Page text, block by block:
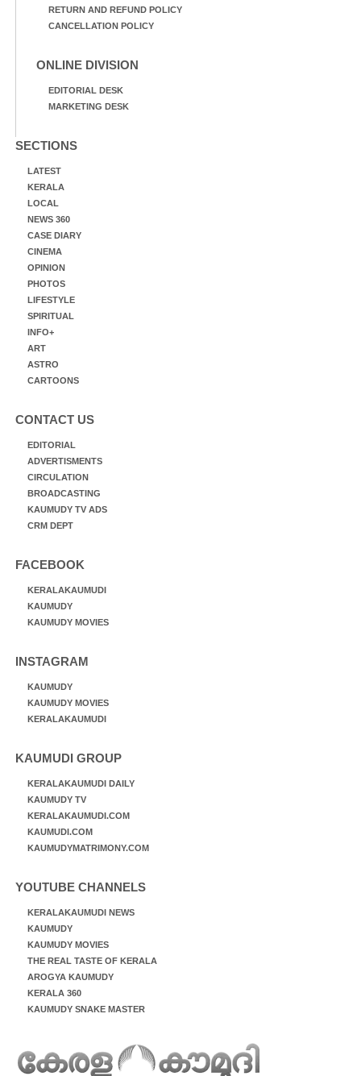
RETURN AND REFUND POLICY
CANCELLATION POLICY
ONLINE DIVISION
EDITORIAL DESK
MARKETING DESK
SECTIONS
LATEST
KERALA
LOCAL
NEWS 360
CASE DIARY
CINEMA
OPINION
PHOTOS
LIFESTYLE
SPIRITUAL
INFO+
ART
ASTRO
CARTOONS
CONTACT US
EDITORIAL
ADVERTISMENTS
CIRCULATION
BROADCASTING
KAUMUDY TV ADS
CRM DEPT
FACEBOOK
KERALAKAUMUDI
KAUMUDY
KAUMUDY MOVIES
INSTAGRAM
KAUMUDY
KAUMUDY MOVIES
KERALAKAUMUDI
KAUMUDI GROUP
KERALAKAUMUDI DAILY
KAUMUDY TV
KERALAKAUMUDI.COM
KAUMUDI.COM
KAUMUDYMATRIMONY.COM
YOUTUBE CHANNELS
KERALAKAUMUDI NEWS
KAUMUDY
KAUMUDY MOVIES
THE REAL TASTE OF KERALA
AROGYA KAUMUDY
KERALA 360
KAUMUDY SNAKE MASTER